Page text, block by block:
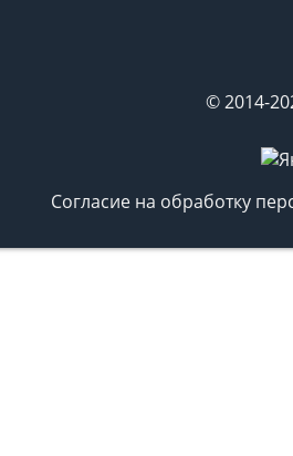
© 2014-
Согласие на обработку